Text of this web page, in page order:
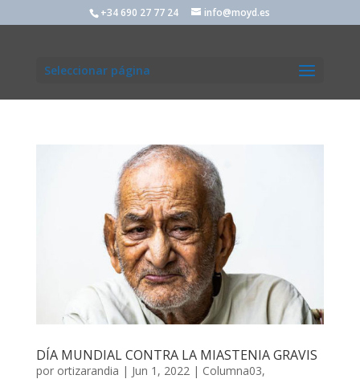
+34 690 27 77 24 info@moyd.es
Seleccionar página
DÍA MUNDIAL CONTRA LA MIASTENIA GRAVIS
por ortizarandia | Jun 1, 2022| Columna03,